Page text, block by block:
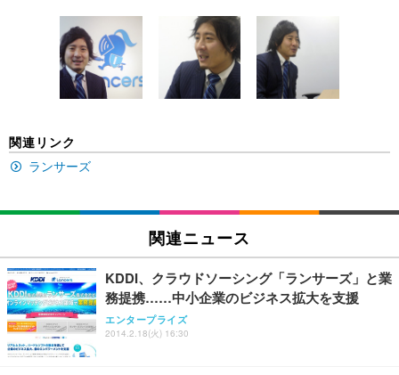
[EdoErgo] オフィスチェア 椅子 テレワーク 疲れな
い 跳ね上げ式アームレスト コンパクト 約105度ロッ
キング pc 事務椅子 360度回転 座面昇降 強化ナイロ
ン樹脂ベース 通気性メッシュ 在宅ワーク H-WY01
(黒網+黒枠+黒足)
￥5,699
ュチェア 人間工学 疲れない ブラック
Sezlife オフィスチェア デスクチェア 疲れない テレ
ワーク チェア 強化バックレスト 30度ロッキング機
レスト 3Dヘッドレスト ハンガー付き 高反発クッシ
ョン PCチェア 通気性メッシュ ゲーミング/勉強/事
務用 おしゃれ パソコンチェア (ブラック)
￥7,680
Sezlife オフィスチェア デスクチェア 疲れない テレ
EIZO ビジネス向けプレミアムモニター | FlexScan
EV3240X-WT | 31.5型4K UHD・USB Type-C・ホワ
イト
￥105,595
【純正品】27"ゲーミングモニター DualSense 充電
フック付き（CFI-ZDM1J）
￥49,979
【整備済み品】Dell E2724HS 27インチ 液晶モニタ
Amazonベーシック ペットシーツ 薄型 レギュラー 1
回使い捨て 無香料 ホワイト 300枚
￥3,373
x2袋(84枚) ホワイト(吸収面:ライトブルー)
ネオ・ルーライフ ネオ・オムツ L 中型犬用 26枚入
り 単品
￥1,800
Smart Basic(スマートベーシック) 【Amazon.co.jp
関連リンク
ランサーズ
関連ニュース
KDDI、クラウドソーシング「ランサーズ」と業
務提携……中小企業のビジネス拡大を支援
エンタープライズ
2014.2.18(火) 16:30